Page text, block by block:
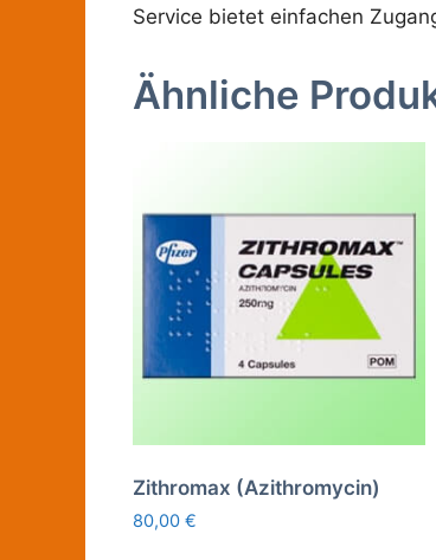
Service bietet einfachen
Ähnliche
Zithromax (Azithromycin)
80,00 €